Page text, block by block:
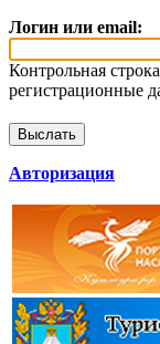
Логин или email:
Контрольная
регистрационные
Авторизация